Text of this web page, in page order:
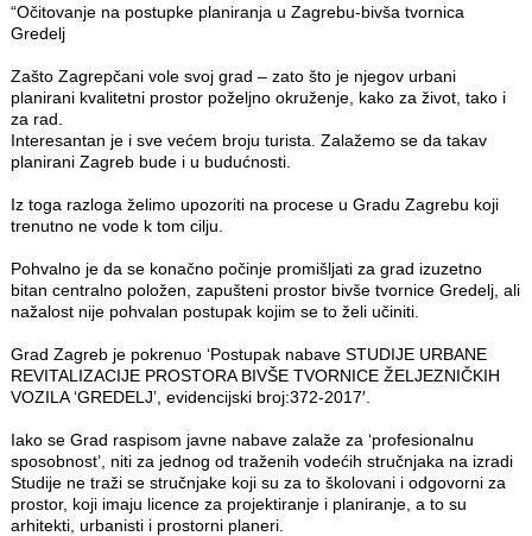
“Očitovanje na postupke planiranja u Zagrebu-bivša tvornica
Gredelj
Zašto Zagrepčani vole svoj grad – zato što je njegov urbani
planirani kvalitetni prostor poželjno okruženje, kako za život, tako i
za rad.
Interesantan je i sve većem broju turista. Zalažemo se da takav
planirani Zagreb bude i u budućnosti.
Iz toga razloga želimo upozoriti na procese u Gradu Zagrebu koji
trenutno ne vode k tom cilju.
Pohvalno je da se konačno počinje promišljati za grad izuzetno
bitan centralno položen, zapušteni prostor bivše tvornice Gredelj, ali
nažalost nije pohvalan postupak kojim se to želi učiniti.
Grad Zagreb je pokrenuo ‘Postupak nabave STUDIJE URBANE
REVITALIZACIJE PROSTORA BIVŠE TVORNICE ŽELJEZNIČKIH
VOZILA ‘GREDELJ’, evidencijski broj:372-2017′.
Iako se Grad raspisom javne nabave zalaže za ‘profesionalnu
sposobnost’, niti za jednog od traženih vodećih stručnjaka na izradi
Studije ne traži se stručnjake koji su za to školovani i odgovorni za
prostor, koji imaju licence za projektiranje i planiranje, a to su
arhitekti, urbanisti i prostorni planeri.